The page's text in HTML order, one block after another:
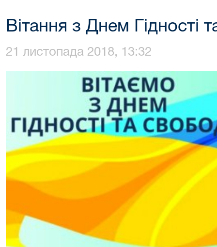
Вітання з Днем Гідності
21 листопада 2018, 13:32